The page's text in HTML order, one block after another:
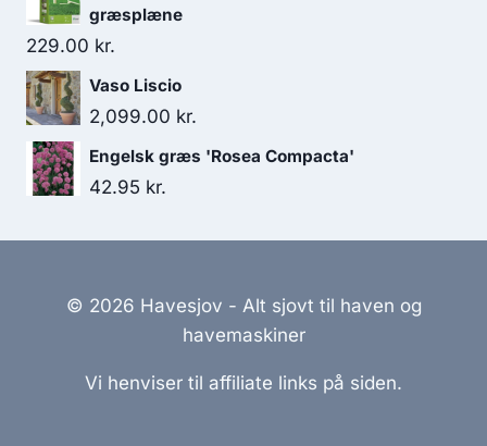
græsplæne
229.00 kr.
Vaso Liscio
2,099.00 kr.
Engelsk græs 'Rosea Compacta'
42.95 kr.
© 2026 Havesjov - Alt sjovt til haven og
havemaskiner
Vi henviser til affiliate links på siden.